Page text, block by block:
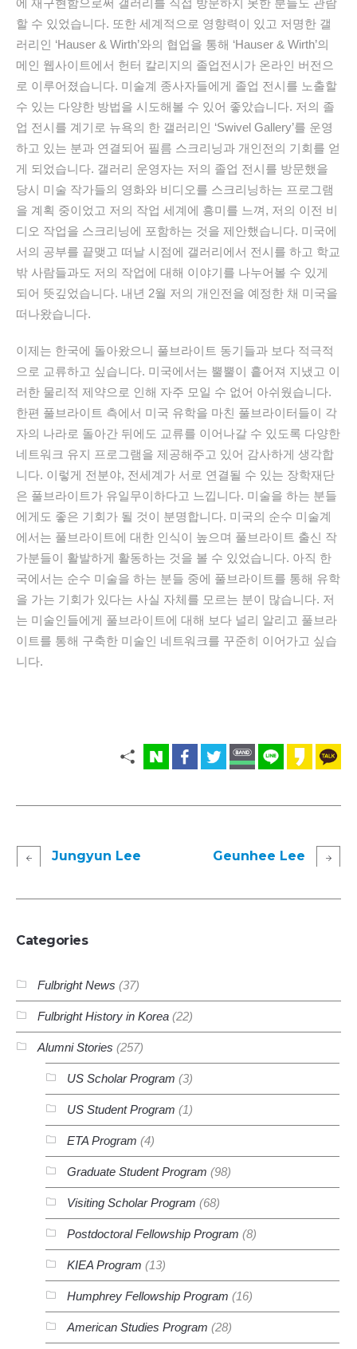
에 재구현함으로써 갤러리를 직접 방문하지 못한 분들도 관람
할 수 있었습니다. 또한 세계적으로 영향력이 있고 저명한 갤
러리인 ‘Hauser & Wirth’와의 협업을 통해 ‘Hauser & Wirth’의
메인 웹사이트에서 헌터 칼리지의 졸업전시가 온라인 버전으
로 이루어졌습니다. 미술계 종사자들에게 졸업 전시를 노출할
수 있는 다양한 방법을 시도해볼 수 있어 좋았습니다. 저의 졸
업 전시를 계기로 뉴욕의 한 갤러리인 ‘Swivel Gallery’를 운영
하고 있는 분과 연결되어 필름 스크리닝과 개인전의 기회를 얻
게 되었습니다. 갤러리 운영자는 저의 졸업 전시를 방문했을
당시 미술 작가들의 영화와 비디오를 스크리닝하는 프로그램
을 계획 중이었고 저의 작업 세계에 흥미를 느껴, 저의 이전 비
디오 작업을 스크리닝에 포함하는 것을 제안했습니다. 미국에
서의 공부를 끝맺고 떠날 시점에 갤러리에서 전시를 하고 학교
밖 사람들과도 저의 작업에 대해 이야기를 나누어볼 수 있게
되어 뜻깊었습니다. 내년 2월 저의 개인전을 예정한 채 미국을
떠나왔습니다.
이제는 한국에 돌아왔으니 풀브라이트 동기들과 보다 적극적
으로 교류하고 싶습니다. 미국에서는 뿔뿔이 흩어져 지냈고 이
러한 물리적 제약으로 인해 자주 모일 수 없어 아쉬웠습니다.
한편 풀브라이트 측에서 미국 유학을 마친 풀브라이터들이 각
자의 나라로 돌아간 뒤에도 교류를 이어나갈 수 있도록 다양한
네트워크 유지 프로그램을 제공해주고 있어 감사하게 생각합
니다. 이렇게 전분야, 전세계가 서로 연결될 수 있는 장학재단
은 풀브라이트가 유일무이하다고 느낍니다. 미술을 하는 분들
에게도 좋은 기회가 될 것이 분명합니다. 미국의 순수 미술계
에서는 풀브라이트에 대한 인식이 높으며 풀브라이트 출신 작
가분들이 활발하게 활동하는 것을 볼 수 있었습니다. 아직 한
국에서는 순수 미술을 하는 분들 중에 풀브라이트를 통해 유학
을 가는 기회가 있다는 사실 자체를 모르는 분이 많습니다. 저
는 미술인들에게 풀브라이트에 대해 보다 널리 알리고 풀브라
이트를 통해 구축한 미술인 네트워크를 꾸준히 이어가고 싶습
니다.
Jungyun Lee Geunhee Lee
Categories
Fulbright News (37)
Fulbright History in Korea (22)
Alumni Stories (257)
US Scholar Program (3)
US Student Program (1)
ETA Program (4)
Graduate Student Program (98)
Visiting Scholar Program (68)
Postdoctoral Fellowship Program (8)
KIEA Program (13)
Humphrey Fellowship Program (16)
American Studies Program (28)